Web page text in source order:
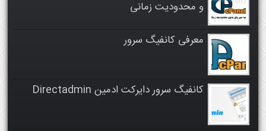
و محدودیت زمانی
معرفی کانفیگ سرور
کانفیگ سرور دایرکت ادمین Directadmin